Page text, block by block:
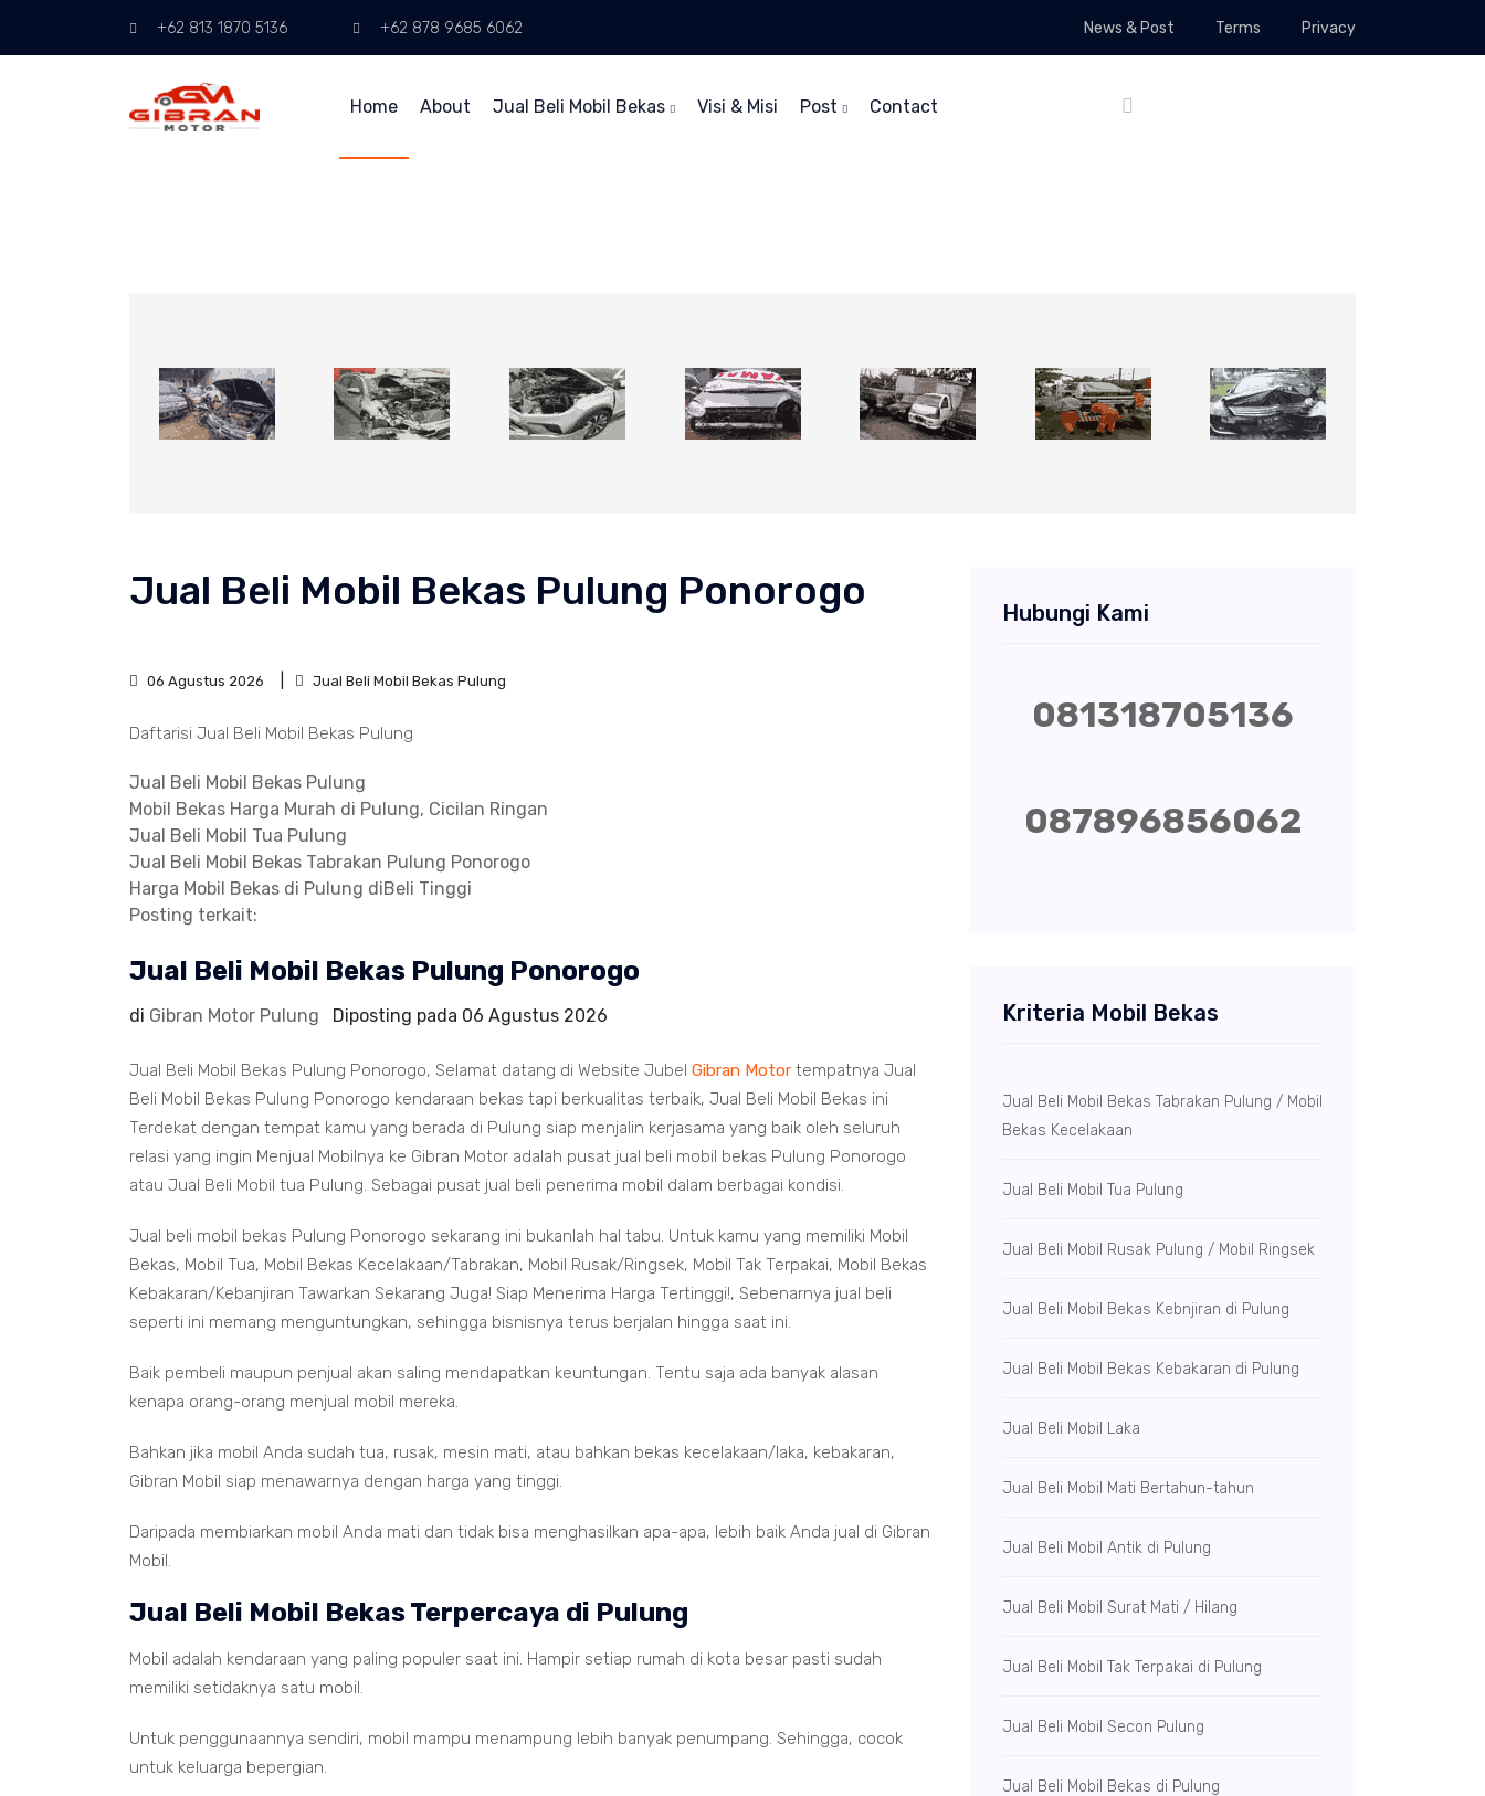
+62 813 1870 5136 +62 878 9685 6062 News & Post Terms Privacy
Home About Jual Beli Mobil Bekas Visi & Misi Post Contact
Jual Beli Mobil Bekas Pulung Ponorogo
06 Agustus 2026 Jual Beli Mobil Bekas Pulung
Daftarisi Jual Beli Mobil Bekas Pulung
Jual Beli Mobil Bekas Pulung
Mobil Bekas Harga Murah di Pulung, Cicilan Ringan
Jual Beli Mobil Tua Pulung
Jual Beli Mobil Bekas Tabrakan Pulung Ponorogo
Harga Mobil Bekas di Pulung diBeli Tinggi
Posting terkait:
Jual Beli Mobil Bekas Pulung Ponorogo
di Gibran Motor Pulung Diposting pada 06 Agustus 2026
Jual Beli Mobil Bekas Pulung Ponorogo, Selamat datang di Website Jubel Gibran Motor tempatnya Jual
Beli Mobil Bekas Pulung Ponorogo kendaraan bekas tapi berkualitas terbaik, Jual Beli Mobil Bekas ini
Terdekat dengan tempat kamu yang berada di Pulung siap menjalin kerjasama yang baik oleh seluruh
relasi yang ingin Menjual Mobilnya ke Gibran Motor adalah pusat jual beli mobil bekas Pulung Ponorogo
atau Jual Beli Mobil tua Pulung. Sebagai pusat jual beli penerima mobil dalam berbagai kondisi.
Jual beli mobil bekas Pulung Ponorogo sekarang ini bukanlah hal tabu. Untuk kamu yang memiliki Mobil
Bekas, Mobil Tua, Mobil Bekas Kecelakaan/Tabrakan, Mobil Rusak/Ringsek, Mobil Tak Terpakai, Mobil Bekas
Kebakaran/Kebanjiran Tawarkan Sekarang Juga! Siap Menerima Harga Tertinggi!, Sebenarnya jual beli
seperti ini memang menguntungkan, sehingga bisnisnya terus berjalan hingga saat ini.
Baik pembeli maupun penjual akan saling mendapatkan keuntungan. Tentu saja ada banyak alasan
kenapa orang-orang menjual mobil mereka.
Bahkan jika mobil Anda sudah tua, rusak, mesin mati, atau bahkan bekas kecelakaan/laka, kebakaran,
Gibran Mobil siap menawarnya dengan harga yang tinggi.
Daripada membiarkan mobil Anda mati dan tidak bisa menghasilkan apa-apa, lebih baik Anda jual di Gibran
Mobil.
Jual Beli Mobil Bekas Terpercaya di Pulung
Mobil adalah kendaraan yang paling populer saat ini. Hampir setiap rumah di kota besar pasti sudah
memiliki setidaknya satu mobil.
Untuk penggunaannya sendiri, mobil mampu menampung lebih banyak penumpang. Sehingga, cocok
untuk keluarga bepergian.
Hubungi Kami
081318705136
087896856062
Kriteria Mobil Bekas
Jual Beli Mobil Bekas Tabrakan Pulung / Mobil
Bekas Kecelakaan
Jual Beli Mobil Tua Pulung
Jual Beli Mobil Rusak Pulung / Mobil Ringsek
Jual Beli Mobil Bekas Kebnjiran di Pulung
Jual Beli Mobil Bekas Kebakaran di Pulung
Jual Beli Mobil Laka
Jual Beli Mobil Mati Bertahun-tahun
Jual Beli Mobil Antik di Pulung
Jual Beli Mobil Surat Mati / Hilang
Jual Beli Mobil Tak Terpakai di Pulung
Jual Beli Mobil Secon Pulung
Jual Beli Mobil Bekas di Pulung